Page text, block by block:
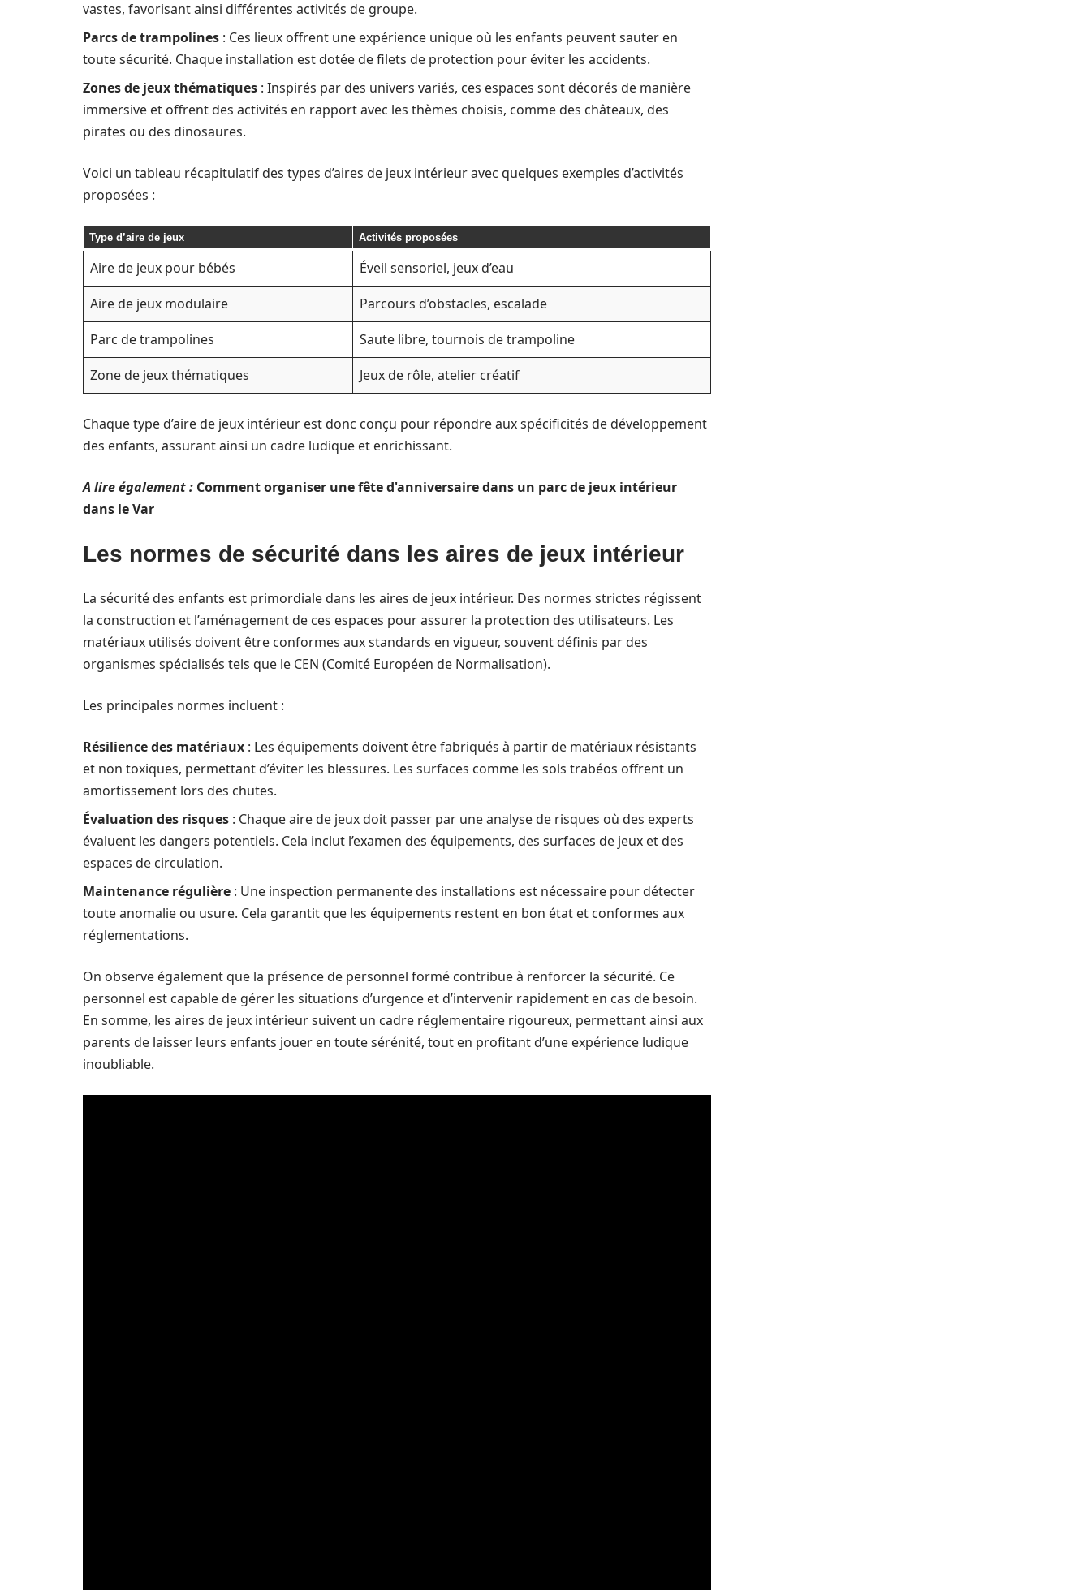
vastes, favorisant ainsi différentes activités de groupe.
Parcs de trampolines : Ces lieux offrent une expérience unique où les enfants peuvent sauter en
toute sécurité. Chaque installation est dotée de filets de protection pour éviter les accidents.
Zones de jeux thématiques : Inspirés par des univers variés, ces espaces sont décorés de manière
immersive et offrent des activités en rapport avec les thèmes choisis, comme des châteaux, des
pirates ou des dinosaures.
Voici un tableau récapitulatif des types d’aires de jeux intérieur avec quelques exemples d’activités
proposées :
Type d’aire de jeux Activités proposées
Aire de jeux pour bébés
Éveil sensoriel, jeux d’eau
Aire de jeux modulaire
Parcours d’obstacles, escalade
Parc de trampolines
Saute libre, tournois de trampoline
Zone de jeux thématiques
Jeux de rôle, atelier créatif
Chaque type d’aire de jeux intérieur est donc conçu pour répondre aux spécificités de développement
des enfants, assurant ainsi un cadre ludique et enrichissant.
A lire également : Comment organiser une fête d'anniversaire dans un parc de jeux intérieur
dans le Var
Les normes de sécurité dans les aires de jeux intérieur
La sécurité des enfants est primordiale dans les aires de jeux intérieur. Des normes strictes régissent
la construction et l’aménagement de ces espaces pour assurer la protection des utilisateurs. Les
matériaux utilisés doivent être conformes aux standards en vigueur, souvent définis par des
organismes spécialisés tels que le CEN (Comité Européen de Normalisation).
Les principales normes incluent :
Résilience des matériaux : Les équipements doivent être fabriqués à partir de matériaux résistants
et non toxiques, permettant d’éviter les blessures. Les surfaces comme les sols trabéos offrent un
amortissement lors des chutes.
Évaluation des risques : Chaque aire de jeux doit passer par une analyse de risques où des experts
évaluent les dangers potentiels. Cela inclut l’examen des équipements, des surfaces de jeux et des
espaces de circulation.
Maintenance régulière : Une inspection permanente des installations est nécessaire pour détecter
toute anomalie ou usure. Cela garantit que les équipements restent en bon état et conformes aux
réglementations.
On observe également que la présence de personnel formé contribue à renforcer la sécurité. Ce
personnel est capable de gérer les situations d’urgence et d’intervenir rapidement en cas de besoin.
En somme, les aires de jeux intérieur suivent un cadre réglementaire rigoureux, permettant ainsi aux
parents de laisser leurs enfants jouer en toute sérénité, tout en profitant d’une expérience ludique
inoubliable.